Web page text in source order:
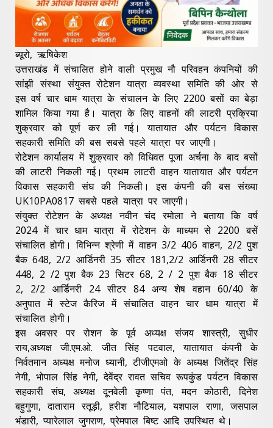
ब्यूरो, ऋषिकेश
उत्तराखंड में संचालित होने वाली प्रमुख नौ परिवहन कंपनियों की
सांझी संस्था संयुक्त रोटेशन यात्रा व्यवस्था समिति की ओर से
इस वर्ष चार धाम यात्रा के संचालन के लिए 2200 बसों का बेड़ा
शामिल किया गया है। यात्रा के लिए वाहनों की लाटरी प्रक्रिया
शुक्रवार को पूर्ण कर ली गई। यातायात और पर्यटन विकास
सहकारी समिति की बस सबसे पहले यात्रा पर जाएगी।
रोटेशन कार्यालय में शुक्रवार को विधिवत पूजा अर्चना के बाद बसों
की लाटरी निकली गई। प्रथम लाटरी वाहन यातायात और पर्यटन
विकास सहकारी संघ की निकली। इस कंपनी की बस संख्या
UK10PA0817 सबसे पहले यात्रा पर जाएगी।
संयुक्त रोटेशन के अध्यक्ष नवीन चंद रमोला ने बताया कि वर्ष
2024 में चार धाम यात्रा में रोटेशन के माध्यम से 2200 बसें
संचालित होगी। विभिन्न श्रेणी में वाहन 3/2 406 वाहन, 2/2 पुश
बैक 648, 2/2 आर्डिनरी 35 सीटर 181,2/2 आर्डिनरी 28 सीटर
448, 2 /2 पुश बैक 23 सिटर 68, 2 / 2 पुश बैक 18 सीटर
2, 2/2 आर्डिनरी 24 सीटर 84 अन्य शेष वहान 60/40 के
अनुपात में स्टेज कैरिज में संचालित वाहन चार धाम यात्रा में
संचालित होगी।
इस अवसर पर रोशन के पूर्व अध्यक्ष संजय शास्त्री, सुधीर
राय,अध्यक्ष जी.एम.ओ. जीत सिंह पटवाल, यातायात कंपनी के
निर्वतमान अध्यक्ष मनोज ध्यानी, टीजीएमओ के अध्यक्ष जितेंद्र सिंह
नेगी, भोपाल सिंह नेगी, देवेंद्र रावत सचिव रूपकुंड पर्यटन विकास
सहकारी संघ, अध्यक्ष दूनवेली कृष्णा पंत, मदन कोठारी, दिनेश
बहुगुणा, दाताराम रतूड़ी, हरीश नौटियाल, यशपाल राणा, जसपाल
भंडारी, प्यारेलाल जुगराण, प्रेमपाल बिष्ट आदि उपस्थित थे।